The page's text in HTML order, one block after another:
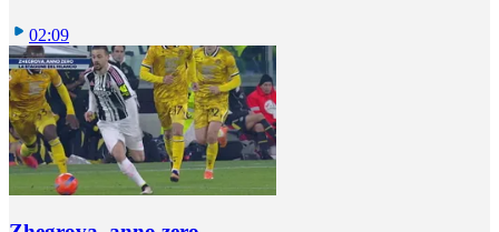
02:09